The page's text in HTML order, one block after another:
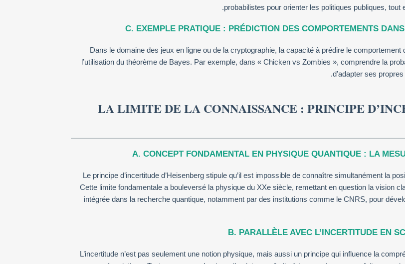
probabilistes pour orienter les politiques publiques, tout
C. EXEMPLE PRATIQUE : PRÉDICTION DES COMPORTEMENTS
Dans le domaine des jeux en ligne ou de la cryptographie, la capacité à prédire le
l’utilisation du théorème de Bayes. Par exemple, dans « Chicken vs Zombies », comprendre la
d’adapter ses
LA LIMITE DE LA CONNAISSANCE : PRINCIPE
A. CONCEPT FONDAMENTAL EN PHYSIQUE QUANTIQUE : LA
Le principe d’incertitude d’Heisenberg stipule qu’il est impossible de connaître simultanément la
Cette limite fondamentale a bouleversé la physique du XXe siècle, remettant en question la vision
intégrée dans la recherche quantique, notamment par des institutions comme le CNRS, pour
B. PARALLÈLE AVEC L’INCERTITUDE EN
L’incertitude n’est pas seulement une notion physique, mais aussi un principe qui influence la